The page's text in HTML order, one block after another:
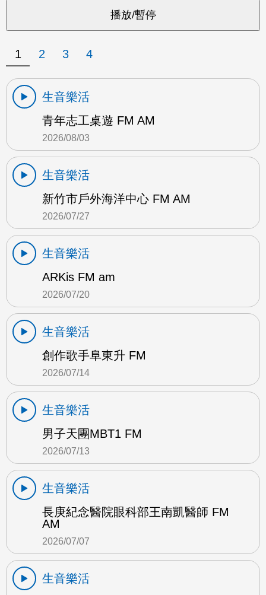
1 2 3 4
生音樂活
青年志工桌遊 FM AM
2026/08/03
生音樂活
新竹市戶外海洋中心 FM AM
2026/07/27
生音樂活
ARKis FM am
2026/07/20
生音樂活
創作歌手阜東升 FM
2026/07/14
生音樂活
男子天團MBT1 FM
2026/07/13
生音樂活
長庚紀念醫院眼科部王南凱醫師 FM
AM
2026/07/07
生音樂活